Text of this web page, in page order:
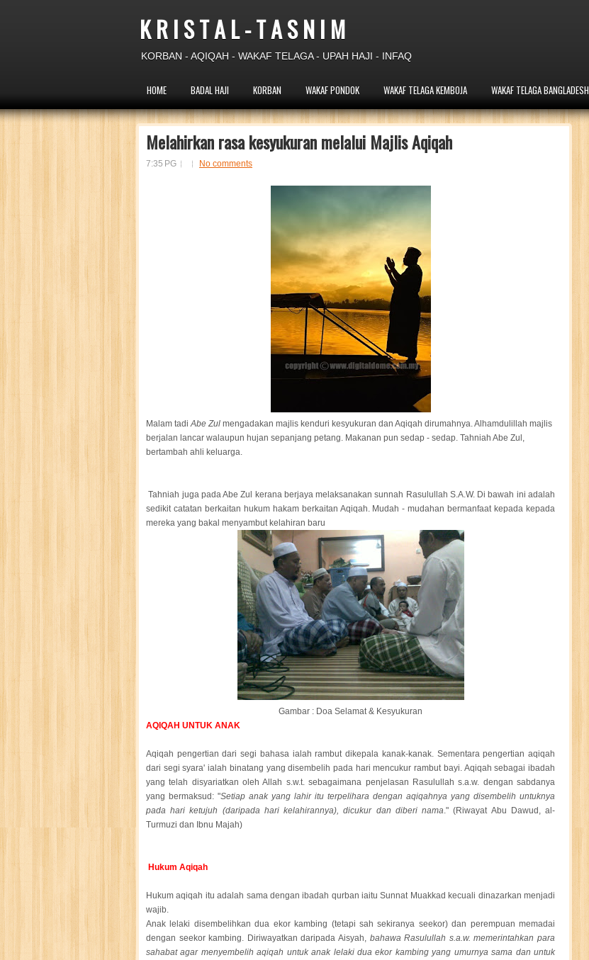
K R I S T A L - T A S N I M
KORBAN - AQIQAH - WAKAF TELAGA - UPAH HAJI - INFAQ
HOME BADAL HAJI KORBAN WAKAF PONDOK WAKAF TELAGA KEMBOJA WAKAF TELAGA BANGLADESH
Melahirkan rasa kesyukuran melalui Majlis Aqiqah
7:35 PG No comments
Malam tadiAbe Zul mengadakan majlis kenduri kesyukuran dan Aqiqah dirumahnya. Alhamdulillah majlis
berjalan lancar walaupun hujan sepanjang petang. Makanan pun sedap - sedap. Tahniah Abe Zul,
bertambah ahli keluarga.
Tahniah juga pada Abe Zul kerana berjaya melaksanakan sunnah Rasulullah S.A.W. Di bawah ini adalah
sedikit catatan berkaitan hukum hakam berkaitan Aqiqah. Mudah - mudahan bermanfaat kepada kepada
mereka yang bakal menyambut kelahiran baru
Gambar : Doa Selamat & Kesyukuran
AQIQAH UNTUK ANAK
Aqiqah pengertian dari segi bahasa ialah rambut dikepala kanak-kanak. Sementara pengertian aqiqah
dari segi syara' ialah binatang yang disembelih pada hari mencukur rambut bayi. Aqiqah sebagai ibadah
yang telah disyariatkan oleh Allah s.w.t. sebagaimana penjelasan Rasulullah s.a.w. dengan sabdanya
yang bermaksud: "Setiap anak yang lahir itu terpelihara dengan aqiqahnya yang disembelih untuknya
pada hari ketujuh (daripada hari kelahirannya), dicukur dan diberi nama." (Riwayat Abu Dawud, al-
Turmuzi dan Ibnu Majah)
Hukum Aqiqah
Hukum aqiqah itu adalah sama dengan ibadah qurban iaitu Sunnat Muakkad kecuali dinazarkan menjadi
wajib.
Anak lelaki disembelihkan dua ekor kambing (tetapi sah sekiranya seekor) dan perempuan memadai
dengan seekor kambing. Diriwayatkan daripada Aisyah, bahawa Rasulullah s.a.w. memerintahkan para
sahabat agar menyembelih aqiqah untuk anak lelaki dua ekor kambing yang umurnya sama dan untuk